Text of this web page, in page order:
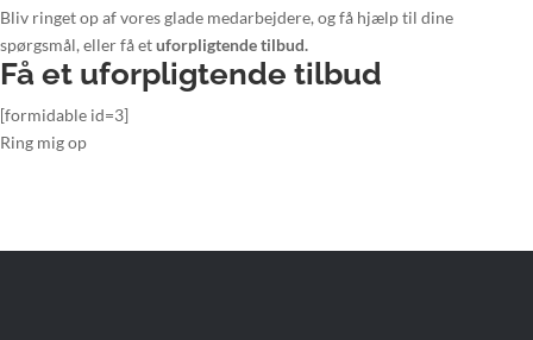
Bliv ringet op af vores glade medarbejdere, og få hjælp til dine
spørgsmål, eller få etuforpligtende tilbud.
Få et uforpligtende tilbud
[formidable id=3]
Ring mig op